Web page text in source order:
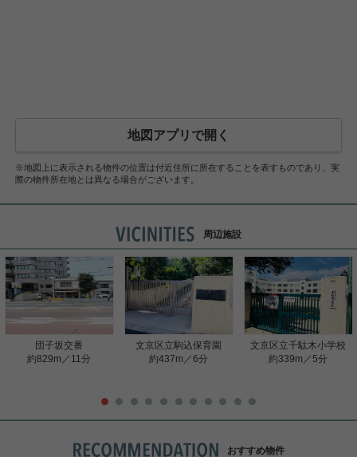
地図アプリで開く
※地図上に表示される物件の位置は付近住所に所在することを表すものであり、実
際の物件所在地とは異なる場合がございます。
周辺施設
団子坂交番
約829m／11分
文京区立駒込保育園
約437m／6分
文京区立千駄木小学校
約339m／5分
おすすめ物件